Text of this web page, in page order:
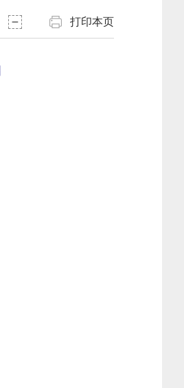
打印本页